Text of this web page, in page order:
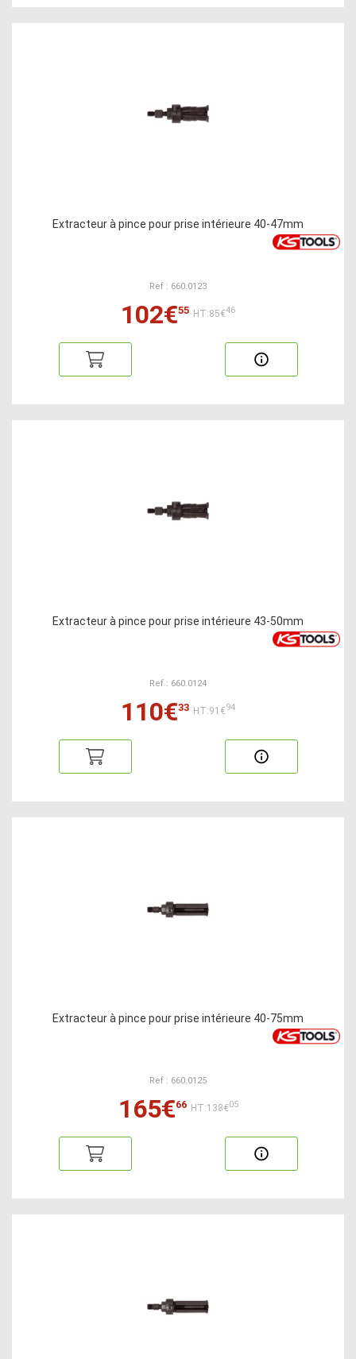
Extracteur à pince pour prise intérieure 40-47mm
Ref : 660.0123
102€55 HT:85€46
Extracteur à pince pour prise intérieure 43-50mm
Ref : 660.0124
110€33 HT:91€94
Extracteur à pince pour prise intérieure 40-75mm
Ref : 660.0125
165€66 HT:138€05